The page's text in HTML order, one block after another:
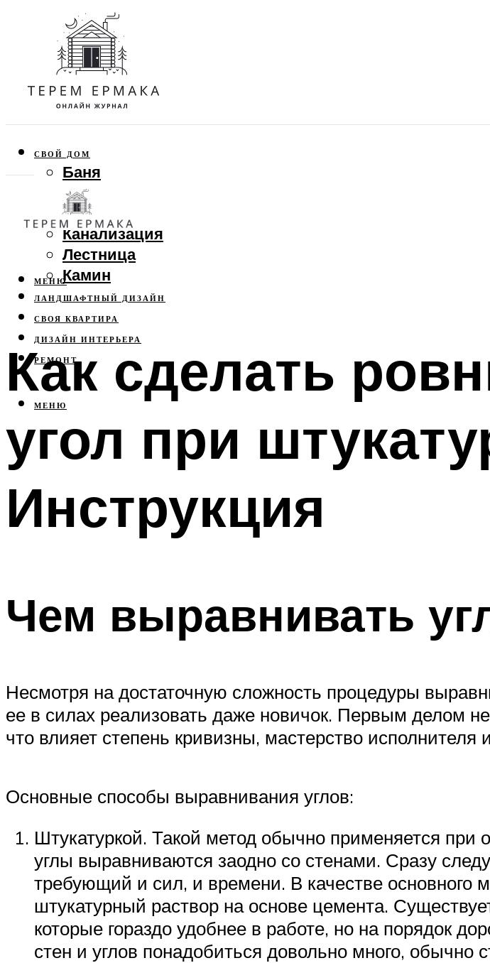
СВОЙ ДОМ
Баня
Веранда
Забор
Канализация
Лестница
Камин
ЛАНДШАФТНЫЙ ДИЗАЙН
СВОЯ КВАРТИРА
ДИЗАЙН ИНТЕРЬЕРА
РЕМОНТ
МЕНЮ
МЕНЮ
Как сделать
угол при
Инструкция
Чем выравнивать
Несмотря на достаточную сложность процедуры
ее в силах реализовать даже новичок. Первым делом
что влияет степень кривизны, мастерство
Основные способы выравнивания углов:
Штукатуркой. Такой метод обычно применяется при
углы выравниваются заодно со стенами. Сразу
требующий и сил, и времени. В качестве основного
штукатурный раствор на основе цемента.
которые гораздо удобнее в работе, но на порядок
стен и углов понадобиться довольно много,